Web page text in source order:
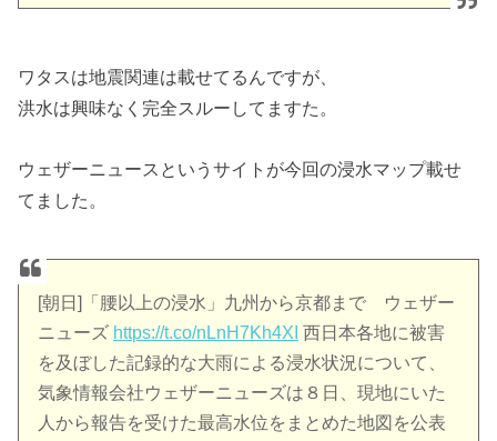
ワタスは地震関連は載せてるんですが、
洪水は興味なく完全スルーしてますた。
ウェザーニュースというサイトが今回の浸水マップ載せ
てました。
[朝日]「腰以上の浸水」九州から京都まで ウェザー
ニューズ https://t.co/nLnH7Kh4XI 西日本各地に被害
を及ぼした記録的な大雨による浸水状況について、
気象情報会社ウェザーニューズは８日、現地にいた
人から報告を受けた最高水位をまとめた地図を公表